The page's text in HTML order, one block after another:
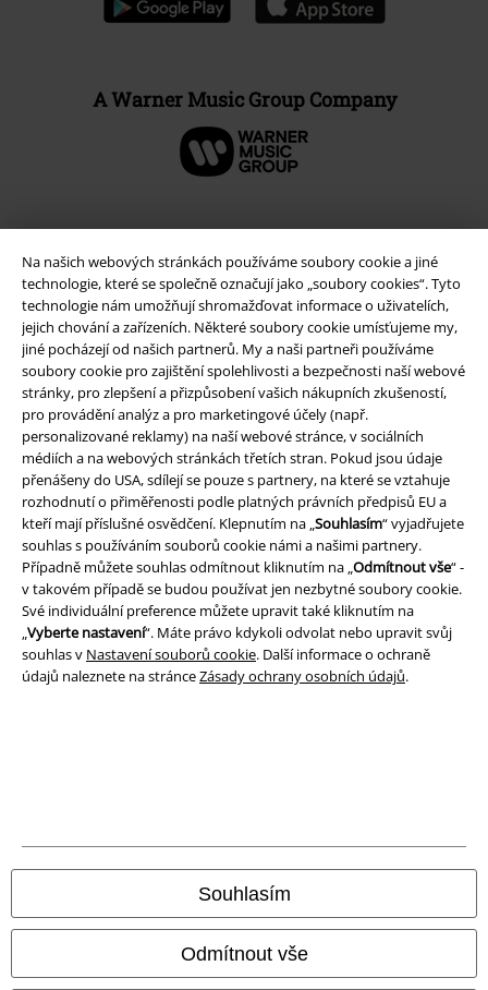
Na našich webových stránkách používáme soubory cookie a jiné
technologie, které se společně označují jako „soubory cookies“. Tyto
technologie nám umožňují shromažďovat informace o uživatelích,
jejich chování a zařízeních. Některé soubory cookie umísťujeme my,
jiné pocházejí od našich partnerů. My a naši partneři používáme
soubory cookie pro zajištění spolehlivosti a bezpečnosti naší webové
stránky, pro zlepšení a přizpůsobení vašich nákupních zkušeností,
pro provádění analýz a pro marketingové účely (např.
personalizované reklamy) na naší webové stránce, v sociálních
médiích a na webových stránkách třetích stran. Pokud jsou údaje
přenášeny do USA, sdílejí se pouze s partnery, na které se vztahuje
rozhodnutí o přiměřenosti podle platných právních předpisů EU a
kteří mají příslušné osvědčení. Klepnutím na „Souhlasím“ vyjadřujete
souhlas s používáním souborů cookie námi a našimi partnery.
Případně můžete souhlas odmítnout kliknutím na „Odmítnout vše“ -
v takovém případě se budou používat jen nezbytné soubory cookie.
Své individuální preference můžete upravit také kliknutím na
„Vyberte nastavení“. Máte právo kdykoli odvolat nebo upravit svůj
souhlas v Nastavení souborů cookie. Další informace o ochraně
údajů naleznete na stránceZásady ochrany osobních údajů.
Souhlasím
Odmítnout vše
A Warner Music Group Company
Právní informace
Podmínky
Prohlášení
Ochrana osobních údajů
Likvidace odpadu a ochrana životního prostředí
Prohlášení o shodě
Všechny ceny jsou včetně DPH, bezpoštovného a balného
© 1986-2026 EMP Merchandising